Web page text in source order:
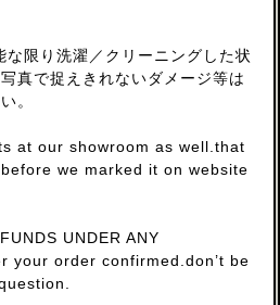
な限り洗濯／クリーニングした状
真で捉えきれないダメージ等は
。
at our showroom as well.that
we marked it on website
UNDER ANY
your order confirmed.don’t be